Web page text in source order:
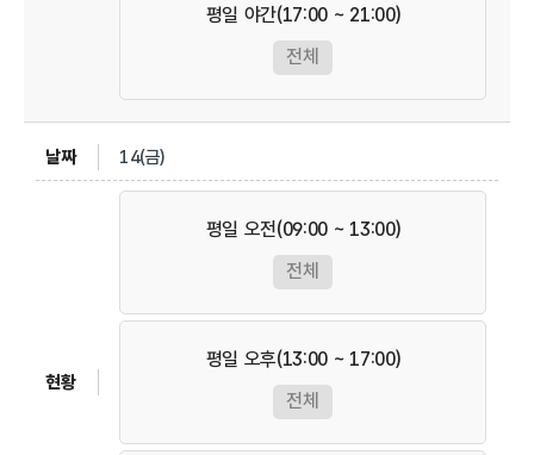
평일 야간(17:00 ~ 21:00)
전체
14(금)
평일 오전(09:00 ~ 13:00)
전체
평일 오후(13:00 ~ 17:00)
전체